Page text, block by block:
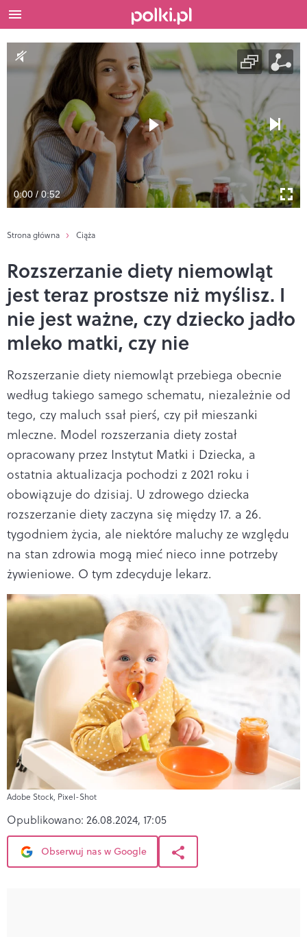
0:00 / 0:52
Strona główna Ciąża
Rozszerzanie diety niemowląt
jest teraz prostsze niż myślisz. I
nie jest ważne, czy dziecko jadło
mleko matki, czy nie
Rozszerzanie diety niemowląt przebiega obecnie
według takiego samego schematu, niezależnie od
tego, czy maluch ssał pierś, czy pił mieszanki
mleczne. Model rozszerzania diety został
opracowany przez Instytut Matki i Dziecka, a
ostatnia aktualizacja pochodzi z 2021 roku i
obowiązuje do dzisiaj. U zdrowego dziecka
rozszerzanie diety zaczyna się między 17. a 26.
tygodniem życia, ale niektóre maluchy ze względu
na stan zdrowia mogą mieć nieco inne potrzeby
żywieniowe. O tym zdecyduje lekarz.
Adobe Stock, Pixel-Shot
Opublikowano: 26.08.2024, 17:05
Obserwuj nas w Google